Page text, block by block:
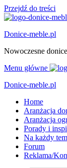
Przejdź do treści
Donice-meble.pl
Nowoczesne
Menu główne
Donice-meble.pl
Home
Aranżacja
Aranżacja
Porady i
Na każdy
Forum
Reklama/